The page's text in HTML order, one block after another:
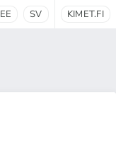
EE SV KIMET.FI